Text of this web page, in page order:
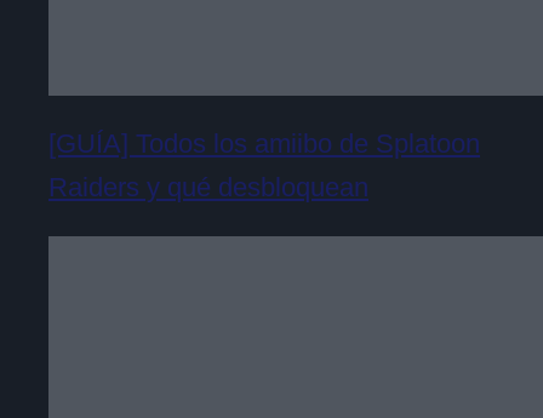
[GUÍA] Todos los amiibo de Splatoon
Raiders y qué desbloquean